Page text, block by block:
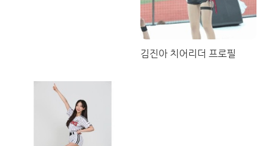
김진아 치어리더 프로필